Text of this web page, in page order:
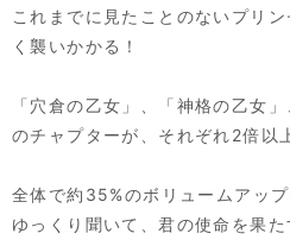
これまでに見たことのないプリ
く襲いかかる！
「穴倉の乙女」、「神格の乙女
のチャプターが、それぞれ2倍以
全体で約35%のボリュームアッ
ゆっくり聞いて、君の使命を果